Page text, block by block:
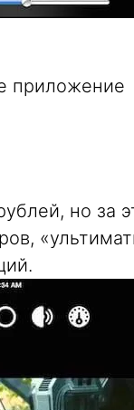
приложение
но за